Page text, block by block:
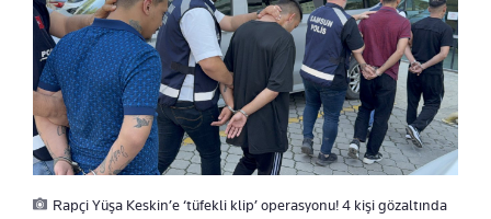
Rapçi Yüşa Keskin’e ‘tüfekli klip’ operasyonu! 4 kişi gözaltında